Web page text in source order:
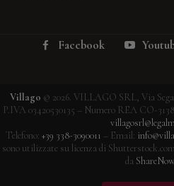
Facebook
Villago © 2026. VILLAGO SRL, Via
P.IVA 03420530135 – Numero REA CO-
Telefono: +39 338-3090011 – Email:
sono utilizzate su licenza di
da